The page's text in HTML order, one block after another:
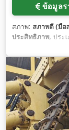
ข้อมูลร
สภาพ: สภาพดี (มือ
ประสิทธิภาพ, ประ
เครื่องจักร/ยานพา